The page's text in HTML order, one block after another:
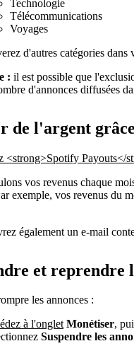
Technologie
Télécommunications
Voyages
d'autres catégories
: il est possible que
d'annonces diffusées
de l'argent
<strong>Spotify Payouts</
vos revenus chaque
exemple, vos revenus du
également un e-mail
et reprendre
les annonces :
à l'onglet Monétiser,
Suspendre les